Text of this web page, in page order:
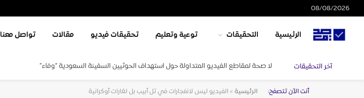
08/08/2026
الرئيسية التحقيقات توعية وتعليم تحقيقات فيديو مقالات تواصل معنا
آخر التحقيقات لا صحة لمقاطع الفيديو المتداولة حول استهداف الحوثيين السفينة السعودية “وفاء”
أنت الآن تتصفح: الرئيسية» الفيديو ليس لانفجارات في تل أبيب بل لغارات أوكرانية